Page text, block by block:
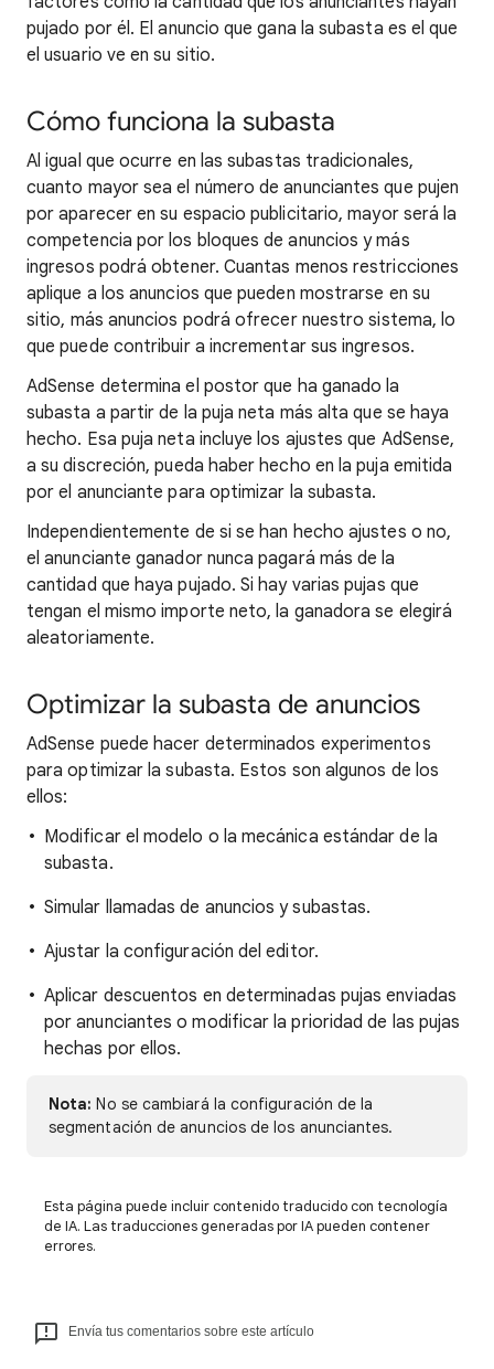
pujado por él. El anuncio que gana la subasta es el que
el usuario ve en su sitio.
Cómo funciona la subasta
Al igual que ocurre en las subastas tradicionales,
cuanto mayor sea el número de anunciantes que pujen
por aparecer en su espacio publicitario, mayor será la
competencia por los bloques de anuncios y más
ingresos podrá obtener. Cuantas menos restricciones
aplique a los anuncios que pueden mostrarse en su
sitio, más anuncios podrá ofrecer nuestro sistema, lo
que puede contribuir a incrementar sus ingresos.
AdSense determina el postor que ha ganado la
subasta a partir de la puja neta más alta que se haya
hecho. Esa puja neta incluye los ajustes que AdSense,
a su discreción, pueda haber hecho en la puja emitida
por el anunciante para optimizar la subasta.
Independientemente de si se han hecho ajustes o no,
el anunciante ganador nunca pagará más de la
cantidad que haya pujado. Si hay varias pujas que
tengan el mismo importe neto, la ganadora se elegirá
aleatoriamente.
Optimizar la subasta de anuncios
AdSense puede hacer determinados experimentos
para optimizar la subasta. Estos son algunos de los
ellos:
Modificar el modelo o la mecánica estándar de la
subasta.
Simular llamadas de anuncios y subastas.
Ajustar la configuración del editor.
Aplicar descuentos en determinadas pujas enviadas
por anunciantes o modificar la prioridad de las pujas
hechas por ellos.
Nota: No se cambiará la configuración de la
segmentación de anuncios de los anunciantes.
Esta página puede incluir contenido traducido con tecnología
de IA. Las traducciones generadas por IA pueden contener
errores.
Envía tus comentarios sobre este artículo